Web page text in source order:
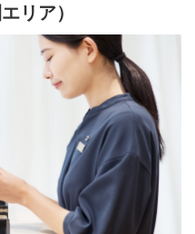
リア）